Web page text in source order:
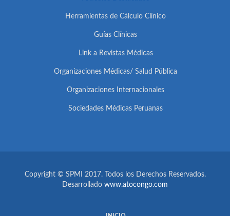
Herramientas de Cálculo Clínico
Guías Clínicas
Link a Revistas Médicas
Organizaciones Médicas/ Salud Pública
Organizaciones Internacionales
Sociedades Médicas Peruanas
Copyright © SPMI 2017. Todos los Derechos Reservados.
Desarrollado www.atocongo.com